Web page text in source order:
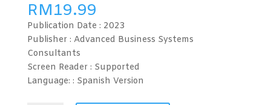
RM19.99
Publication Date : 2023
Publisher : Advanced Business Systems
Consultants
Screen Reader : Supported
Language: : Spanish Version